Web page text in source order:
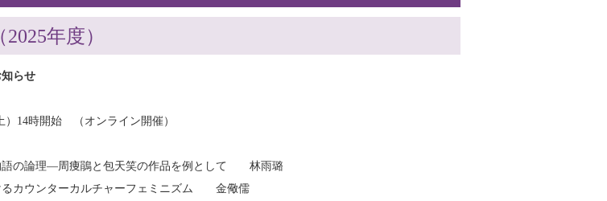
年度）
らせ
）14時開始 （オンライン開催）
語の論理―周痩鵑と包天笑の作品を例として 林雨璐
るカウンターカルチャーフェミニズム 金儆儒